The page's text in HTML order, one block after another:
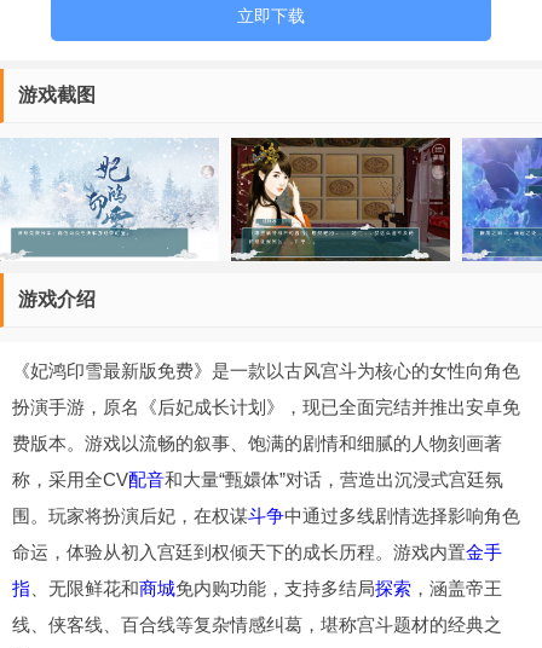
立即下载
游戏截图
游戏介绍
《妃鸿印雪最新版免费》是一款以古风宫斗为核心的女性向角色
扮演手游，原名《后妃成长计划》，现已全面完结并推出安卓免
费版本。游戏以流畅的叙事、饱满的剧情和细腻的人物刻画著
称，采用全CV配音和大量“甄嬛体”对话，营造出沉浸式宫廷氛
围。玩家将扮演后妃，在权谋斗争中通过多线剧情选择影响角色
命运，体验从初入宫廷到权倾天下的成长历程。游戏内置金手
指 、无限鲜花和商城免内购功能，支持多结局探索 ，涵盖帝王
线、侠客线、百合线等复杂情感纠葛，堪称宫斗题材的经典之